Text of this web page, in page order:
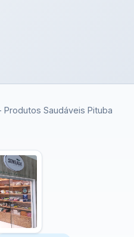
Produtos Saudáveis Pituba